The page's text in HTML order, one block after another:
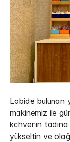
Lobide bulunan
makinemiz ile
kahvenin
yükseltin ve